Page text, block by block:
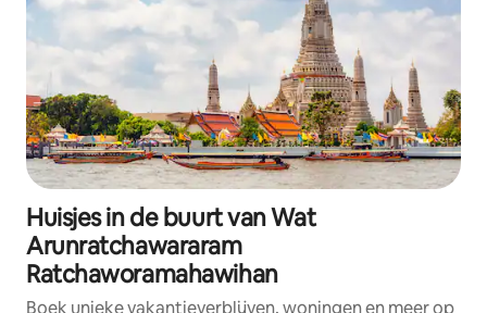
Huisjes in de buurt van Wat
Arunratchawararam
Ratchaworamahawihan
Boek unieke vakantieverblijven, woningen en meer op